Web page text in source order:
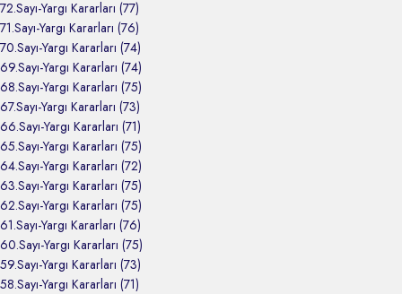
72.Sayı-Yargı Kararları (77)
71.Sayı-Yargı Kararları (76)
70.Sayı-Yargı Kararları (74)
69.Sayı-Yargı Kararları (74)
68.Sayı-Yargı Kararları (75)
67.Sayı-Yargı Kararları (73)
66.Sayı-Yargı Kararları (71)
65.Sayı-Yargı Kararları (75)
64.Sayı-Yargı Kararları (72)
63.Sayı-Yargı Kararları (75)
62.Sayı-Yargı Kararları (75)
61.Sayı-Yargı Kararları (76)
60.Sayı-Yargı Kararları (75)
59.Sayı-Yargı Kararları (73)
58.Sayı-Yargı Kararları (71)